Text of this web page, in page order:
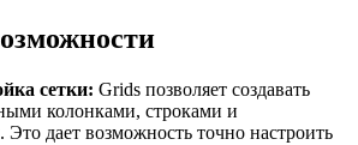
сетки: Grids позволяет создавать
колонками, строками и
дает возможность точно настроить